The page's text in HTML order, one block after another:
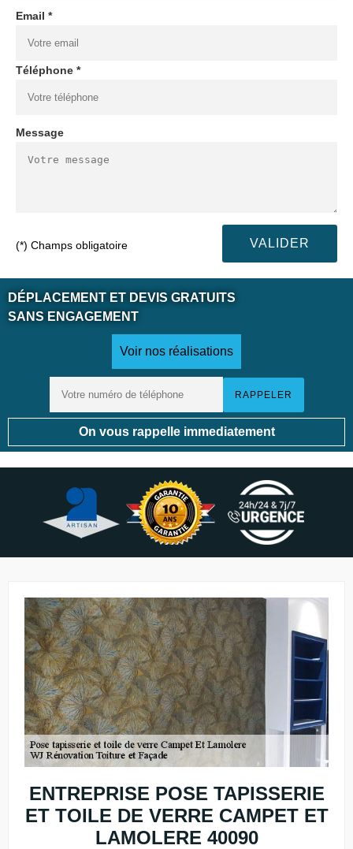
Email *
Téléphone *
Message
(*) Champs obligatoire
DÉPLACEMENT ET DEVIS GRATUITS
SANS ENGAGEMENT
Voir nos réalisations
On vous rappelle immediatement
ENTREPRISE POSE TAPISSERIE
ET TOILE DE VERRE CAMPET ET
LAMOLERE 40090